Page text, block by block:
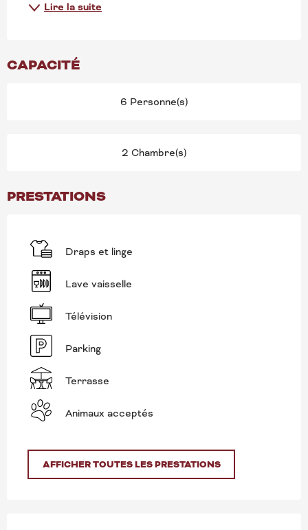
Lire la suite
CAPACITÉ
6 Personne(s)
2 Chambre(s)
PRESTATIONS
Draps et linge
Lave vaisselle
Télévision
Parking
Terrasse
Animaux acceptés
AFFICHER TOUTES LES PRESTATIONS